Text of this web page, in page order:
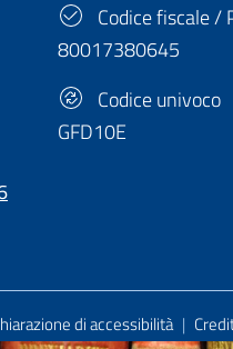
Codice fiscale /
80017380645
Codice univoco
GFD10E
di accessibilità |